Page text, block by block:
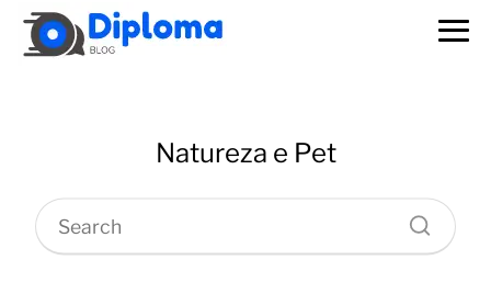
Natureza e Pet